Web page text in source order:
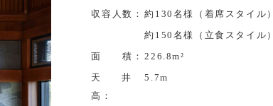
収容人数： 約130名様（着席スタイル）
約150名様（立食スタイル）
面 積： 226.8m²
天 井
高：
5.7m